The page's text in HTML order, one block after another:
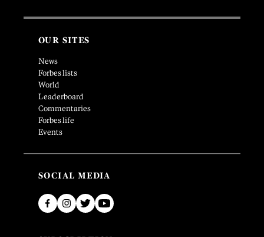
OUR SITES
News
Forbes lists
World
Leaderboard
Commentaries
Forbes life
Events
SOCIAL MEDIA